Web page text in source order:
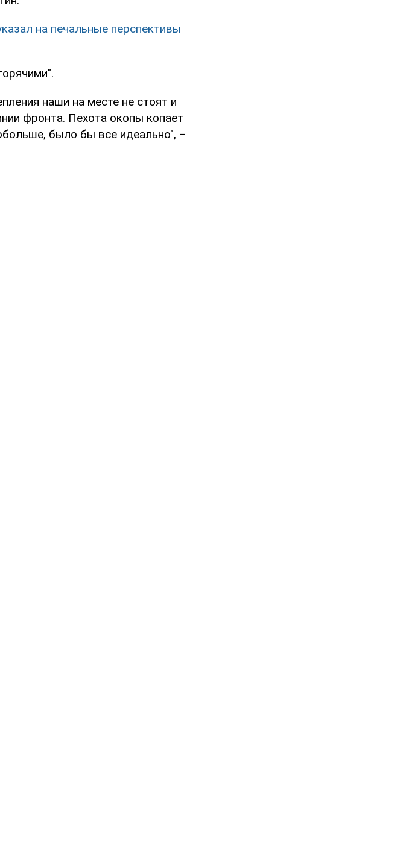
на печальные перспективы
наши на месте не стоят и
фронта. Пехота окопы копает
было бы все идеально", –